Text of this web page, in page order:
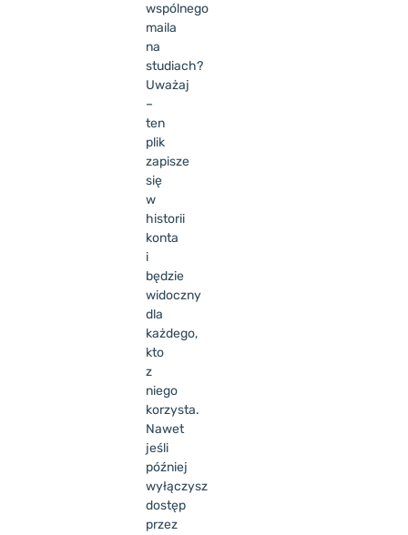
wspólnego
maila
na
studiach?
Uważaj
–
ten
plik
zapisze
się
w
historii
konta
i
będzie
widoczny
dla
każdego,
kto
z
niego
korzysta.
Nawet
jeśli
później
wyłączysz
dostęp
przez